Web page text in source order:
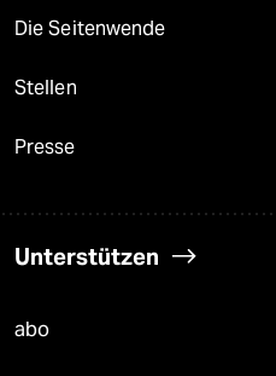
Die Seitenwende
Stellen
Presse
Unterstützen
abo